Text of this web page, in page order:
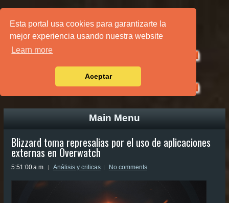
Esta portal usa cookies para garantizarte la
mejor experiencia usando nuestra website
Learn more
Aceptar
PÁGINA PRINCIPAL
Main Menu
Blizzard toma represalias por el uso de aplicaciones
externas en Overwatch
5:51:00 a.m. Análisis y criticas No comments